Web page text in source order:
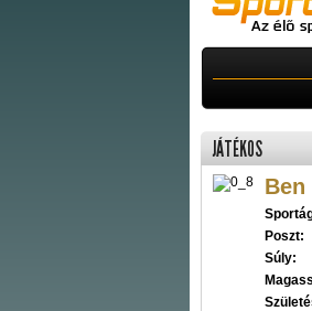
JÁTÉKOS
Ben
Poszt:
Súly: